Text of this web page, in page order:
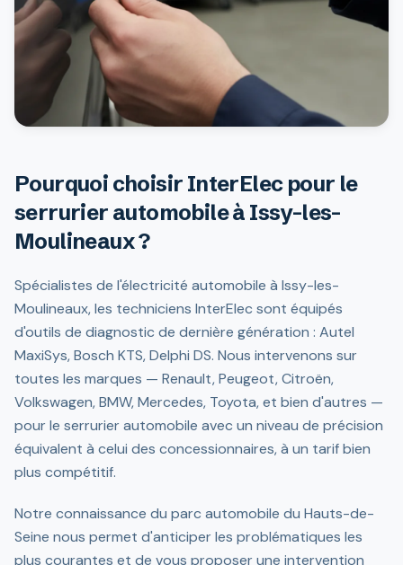
Pourquoi choisir InterElec pour le
serrurier automobile à Issy-les-
Moulineaux ?
Spécialistes de l'électricité automobile à Issy-les-
Moulineaux, les techniciens InterElec sont équipés
d'outils de diagnostic de dernière génération : Autel
MaxiSys, Bosch KTS, Delphi DS. Nous intervenons sur
toutes les marques — Renault, Peugeot, Citroën,
Volkswagen, BMW, Mercedes, Toyota, et bien d'autres —
pour le serrurier automobile avec un niveau de précision
équivalent à celui des concessionnaires, à un tarif bien
plus compétitif.
Notre connaissance du parc automobile du Hauts-de-
Seine nous permet d'anticiper les problématiques les
plus courantes et de vous proposer une intervention